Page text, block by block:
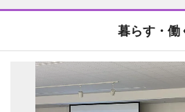
暮らす・働